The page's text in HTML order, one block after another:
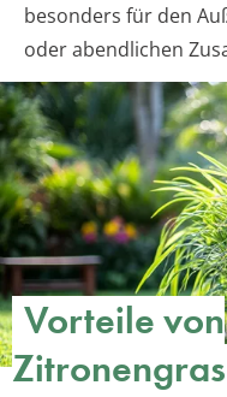
besonders für den
oder abendlichen
Vorteile von
Zitronengras